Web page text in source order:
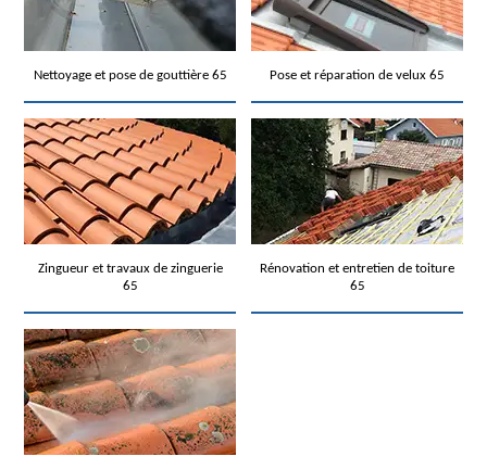
Nettoyage et pose de gouttière 65 Pose et réparation de velux 65
Zingueur et travaux de zinguerie
65
Rénovation et entretien de toiture
65